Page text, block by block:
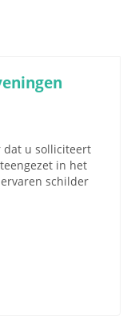
dat u solliciteert
in het
schilder